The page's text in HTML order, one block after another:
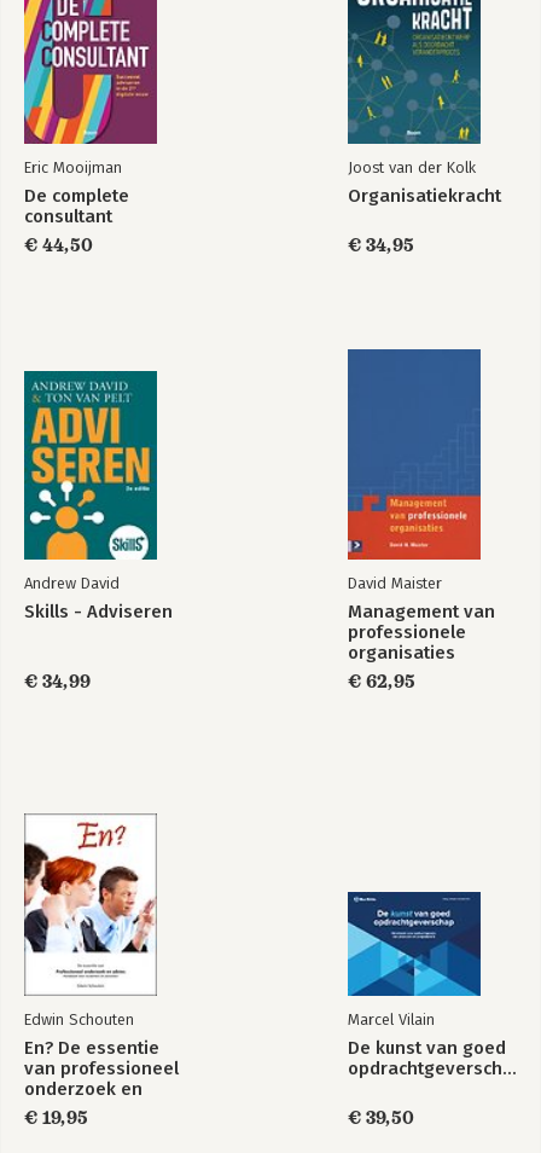
GenZ verrast,
verandert,
verovert...
Gen Z (Nieuwe
braincandies over
Generatie Z)
GenZ verrast,
verandert,
verovert...
Bekijk alle boeken
Eric Mooijman
De complete
consultant
€ 44,50
Joost van der Kolk
Organisatiekracht
€ 34,95
Andrew David
Skills - Adviseren
€ 34,99
David Maister
Management van
professionele
organisaties
€ 62,95
Edwin Schouten
En? De essentie
van professioneel
onderzoek en
advies, Handboek
voor studenten en
€ 19,95
Marcel Vilain
De kunst van goed
opdrachtgeverschap
€ 39,50